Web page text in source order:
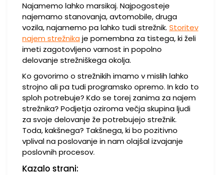
Najamemo lahko marsikaj. Najpogosteje
najemamo stanovanja, avtomobile, druga
vozila, najamemo pa lahko tudi strežnik. Storitev
najem strežnika je pomembna za tistega, ki želi
imeti zagotovljeno varnost in popolno
delovanje strežniškega okolja.
Ko govorimo o strežnikih imamo v mislih lahko
strojno ali pa tudi programsko opremo. In kdo to
sploh potrebuje? Kdo se torej zanima za najem
strežnika? Podjetja oziroma večja skupina ljudi
za svoje delovanje že potrebujejo strežnik.
Toda, kakšnega? Takšnega, ki bo pozitivno
vplival na poslovanje in nam olajšal izvajanje
poslovnih procesov.
Kazalo strani: